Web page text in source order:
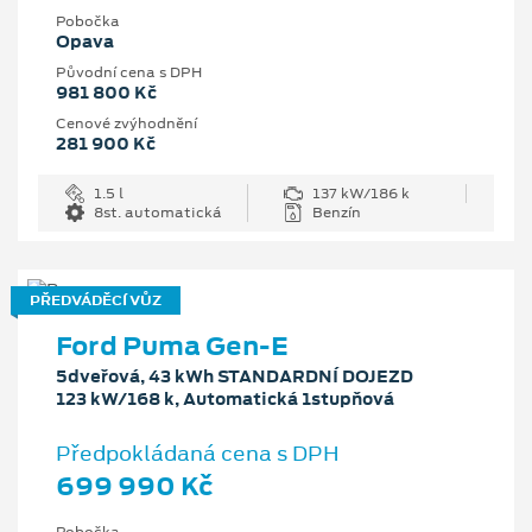
Pobočka
Opava
Původní cena s DPH
981 800 Kč
Cenové zvýhodnění
281 900 Kč
1.5 l
137 kW/186 k
8st. automatická
Benzín
PŘEDVÁDĚCÍ VŮZ
Ford Puma Gen-E
5dveřová, 43 kWh STANDARDNÍ DOJEZD
123 kW/168 k, Automatická 1stupňová
Předpokládaná cena s DPH
699 990 Kč